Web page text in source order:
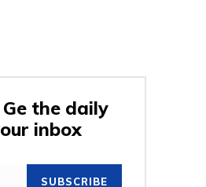
the daily
inbox
SUBSCRIBE